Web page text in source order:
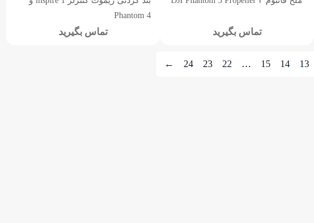
تماس بگیرید
Phantom 4
تماس بگیرید
13
14
15
…
22
23
24
←